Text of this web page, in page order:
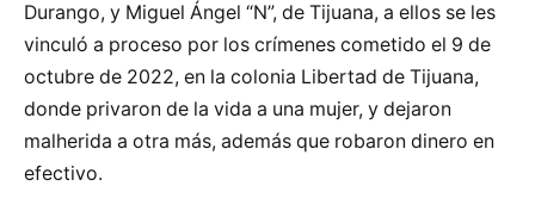
Durango, y Miguel Ángel “N”, de Tijuana, a ellos se les
vinculó a proceso por los crímenes cometido el 9 de
octubre de 2022, en la colonia Libertad de Tijuana,
donde privaron de la vida a una mujer, y dejaron
malherida a otra más, además que robaron dinero en
efectivo.